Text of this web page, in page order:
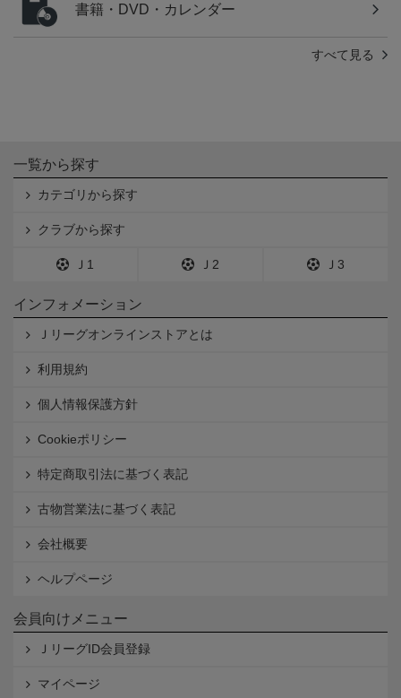
書籍・DVD・カレンダー
すべて見る
一覧から探す
カテゴリから探す
クラブから探す
Ｊ1 Ｊ2 Ｊ3
インフォメーション
Ｊリーグオンラインストアとは
利用規約
個人情報保護方針
Cookieポリシー
特定商取引法に基づく表記
古物営業法に基づく表記
会社概要
ヘルプページ
会員向けメニュー
ＪリーグID会員登録
マイページ